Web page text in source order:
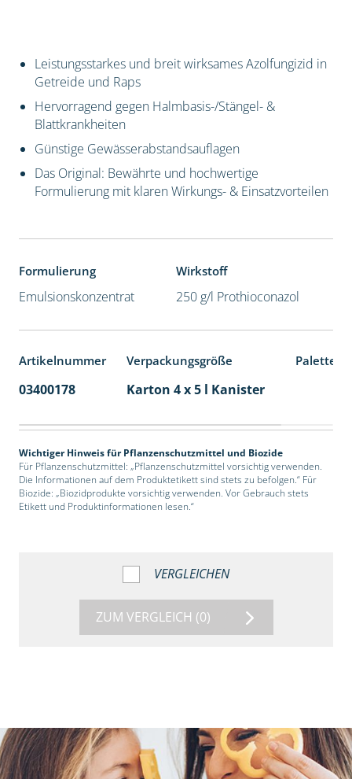
Leistungsstarkes und breit wirksames Azolfungizid in
Getreide und Raps
Hervorragend gegen Halmbasis-/Stängel- &
Blattkrankheiten
Günstige Gewässerabstandsauflagen
Das Original: Bewährte und hochwertige
Formulierung mit klaren Wirkungs- & Einsatzvorteilen
Formulierung
Emulsionskonzentrat
Wirkstoff
250 g/l Prothioconazol
Artikelnummer Verpackungsgröße
03400178 Karton 4 x 5 l Kanister
Wichtiger Hinweis für Pflanzenschutzmittel und Biozide
Für Pflanzenschutzmittel: „Pflanzenschutzmittel vorsichtig verwenden.
Die Informationen auf dem Produktetikett sind stets zu befolgen.“ Für
Biozide: „Biozidprodukte vorsichtig verwenden. Vor Gebrauch stets
Etikett und Produktinformationen lesen.“
VERGLEICHEN
ZUM VERGLEICH (0)